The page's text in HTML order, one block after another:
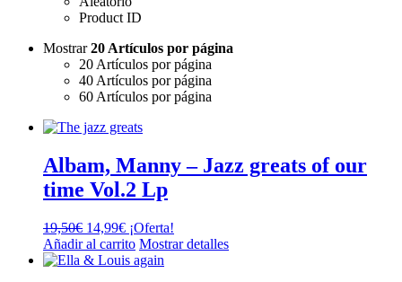
Product ID
Mostrar20 Artículos por página
20 Artículos por página
40 Artículos por página
60 Artículos por página
Albam, Manny – Jazz greats of our
time Vol.2 Lp
19,50€ El
precio
original
14,99€El
precio
actual
¡Oferta!
Añadir al carrito Mostrar detalles